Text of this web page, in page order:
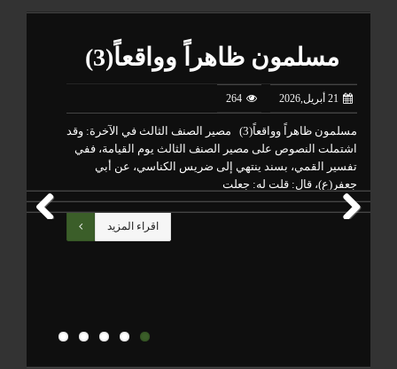
مسلمون ظاهراً وواقعاً(3)
21 أبريل,2026 264
مسلمون ظاهراً وواقعاً(3) مصير الصنف الثالث في الآخرة: وقد
اشتملت النصوص على مصير الصنف الثالث يوم القيامة، ففي
تفسير القمي، بسند ينتهي إلى ضريس الكناسي، عن أبي
جعفر(ع)، قال: قلت له: جعلت
اقراء المزيد
Previous